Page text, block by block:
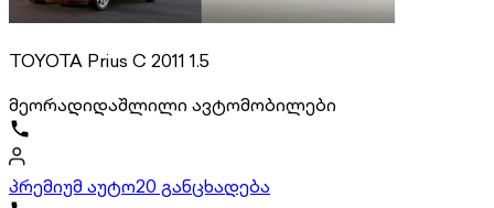
TOYOTA Prius C 2011 1.5
მეორადიდაშლილი ავტომობილები
პრემიუმ აუტო20 განცხადება